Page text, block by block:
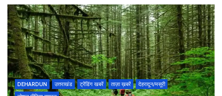
DEHARDUN उत्तराखंड ट्रेंडिंग खबरें ताज़ा ख़बरें
देहरादून/मसूरी